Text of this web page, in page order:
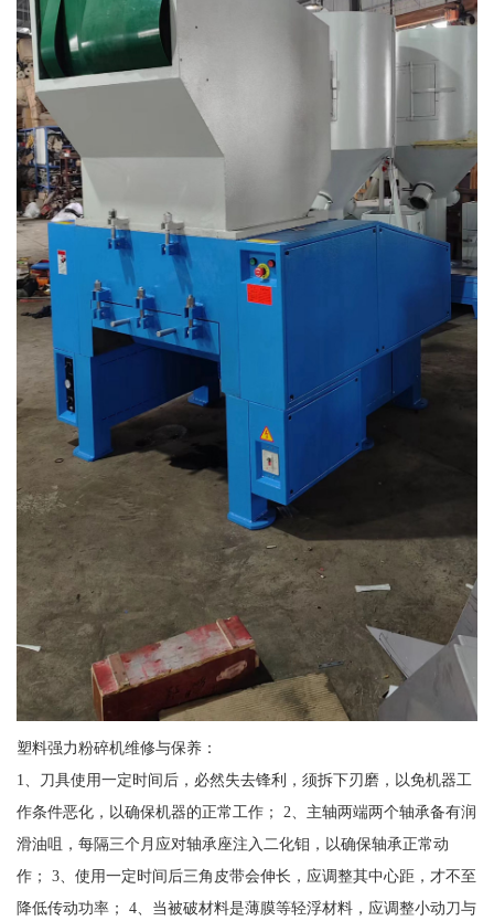
塑料强力粉碎机维修与保养：
1、刀具使用一定时间后，必然失去锋利，须拆下刃磨，以免机器工
作条件恶化，以确保机器的正常工作； 2、主轴两端两个轴承备有润
滑油咀，每隔三个月应对轴承座注入二化钼，以确保轴承正常动
作； 3、使用一定时间后三角皮带会伸长，应调整其中心距，才不至
降低传动功率； 4、当被破材料是薄膜等轻浮材料，应调整小动刀与